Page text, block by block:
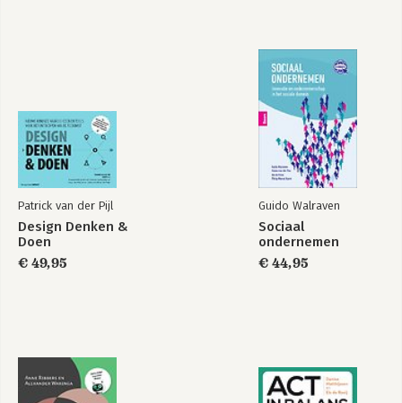
De ondraaglijke lichtheid van design thinking 30
3. Over het ontstaan van ideeën 33
Ideeën ontstaan, onderweg 36
Ideeën ontstaan door interacties tussen mensen 37
Ideeën ontstaan door interacties met de wereld 40
De Catch-22 van innovatie 42
4. Ontwerpen voor anderen 45
Een rationele verklaring voor onze irrationaliteit 46
Voorbij het blauwdrukdenken 51
Ontwerpen voor anderen: één iteratie 66
Samen of juist apart? 74
Geen shortcuts! 78
Patrick van der Pijl
Design Denken &
Doen
€ 49,95
Guido Walraven
Sociaal
ondernemen
€ 44,95